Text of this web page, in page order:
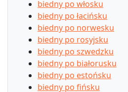
biedny po włosku
biedny po łacińsku
biedny po norwesku
biedny po rosyjsku
biedny po szwedzku
biedny po białorusku
biedny po estońsku
biedny po fińsku